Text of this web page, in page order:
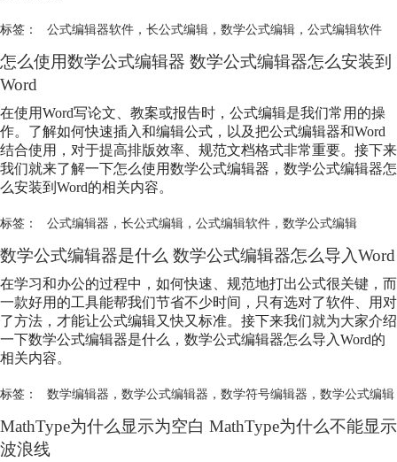
标签： 公式编辑器软件， 长公式编辑， 数学公式编辑， 公式编辑软件
怎么使用数学公式编辑器 数学公式编辑器怎么安装到
Word
在使用Word写论文、教案或报告时，公式编辑是我们常用的操
作。了解如何快速插入和编辑公式，以及把公式编辑器和Word
结合使用，对于提高排版效率、规范文档格式非常重要。接下来
我们就来了解一下怎么使用数学公式编辑器， 数学公式编辑器怎
么安装到Word的相关内容。
标签： 公式编辑器 ， 长公式编辑， 公式编辑软件， 数学公式编辑
数学公式编辑器是什么 数学公式编辑器怎么导入Word
在学习和办公的过程中，如何快速、规范地打出公式很关键，而
一款好用的工具能帮我们节省不少时间，只有选对了软件、用对
了方法，才能让公式编辑又快又标准。接下来我们就为大家介绍
一下数学公式编辑器是什么， 数学公式编辑器怎么导入Word的
相关内容。
标签： 数学编辑器 ， 数学公式编辑器 ， 数学符号编辑器 ， 数学公式编辑
MathType为什么显示为空白 MathType为什么不能显示
波浪线